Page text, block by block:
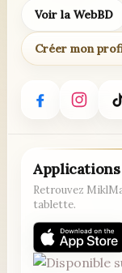
Voir la WebBD
Créer mon
Applications
Retrouvez
tablette.